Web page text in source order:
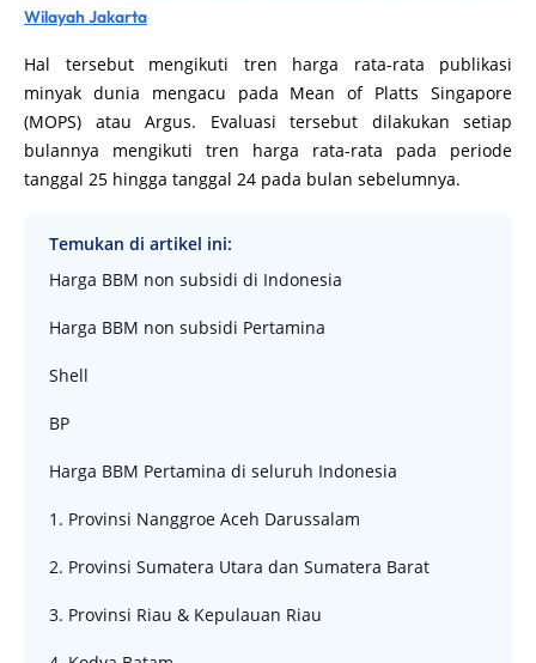
Wilayah Jakarta
Hal tersebut mengikuti tren harga rata-rata publikasi
minyak dunia mengacu pada Mean of Platts Singapore
(MOPS) atau Argus. Evaluasi tersebut dilakukan setiap
bulannya mengikuti tren harga rata-rata pada periode
tanggal 25 hingga tanggal 24 pada bulan sebelumnya.
Temukan di artikel ini:
Harga BBM non subsidi di Indonesia
Harga BBM non subsidi Pertamina
Shell
BP
Harga BBM Pertamina di seluruh Indonesia
1. Provinsi Nanggroe Aceh Darussalam
2. Provinsi Sumatera Utara dan Sumatera Barat
3. Provinsi Riau & Kepulauan Riau